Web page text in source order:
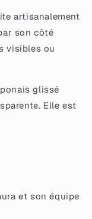
artisanalement
son côté
visibles ou
glissé
Elle est
et son équipe